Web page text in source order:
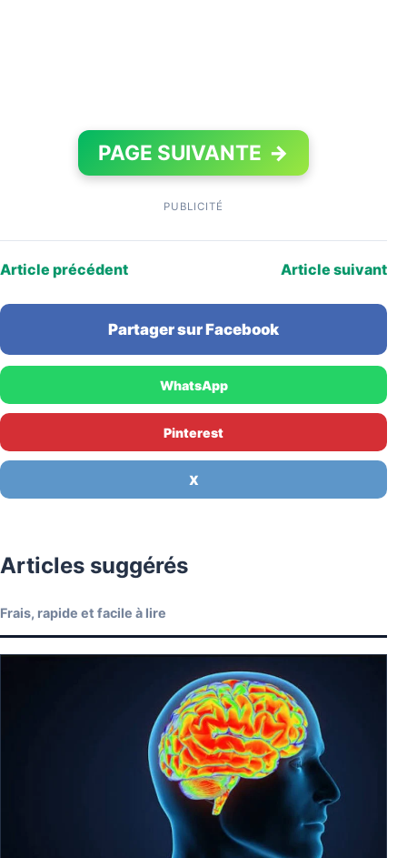
PAGE SUIVANTE →
PUBLICITÉ
Article précédent Article suivant
Partager sur Facebook
WhatsApp
Pinterest
X
Articles suggérés
Frais, rapide et facile à lire